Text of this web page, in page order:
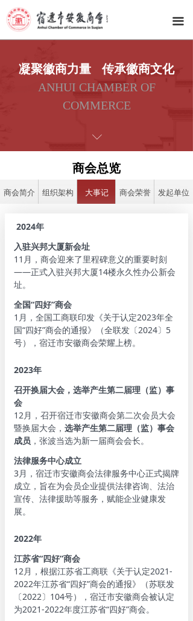
끀
网站首页
商会总览
商会动态
会员之家
资源对接
徽韵文化
联系我们
2024年
入驻兴邦大厦新会址
11月，商会迎来了里程碑意义的重要时刻
——正式入驻兴邦大厦14楼永久性办公新会
址。
全国“四好”商会
1月，全国工商联印发《关于认定2023年全
国“四好”商会的通报》（全联发〔2024〕5
号），宿迁市安徽商会荣耀上榜。
2023年
召开换届大会，选举产生第二届理（监）事
会
12月，召开宿迁市安徽商会第二次会员大会
暨换届大会， 选举产生第二届理 （监） 事会
成员 ，张波当选为新一届商会会长。
法律服务中心成立
3月，宿迁市安徽商会法律服务中心正式揭牌
成立，旨在为会员企业提供法律咨询、法治
宣传、法律援助等服务，赋能企业健康发
展。
2022年
江苏省“四好”商会
12月，根据江苏省工商联《关于认定2021-
2022年江苏省“四好”商会的通报》（苏联发
〔2022〕104号），宿迁市安徽商会被认定
为2021-2022年度江苏省“四好”商会。
凝聚徽商力量 传承徽商文化
ANHUI CHAMBER OF
COMMERCE
ꀅ
商会总览
商会简介 组织架构 大事记 商会荣誉 发起单位